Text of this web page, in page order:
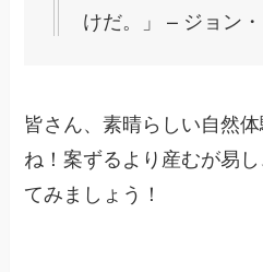
けだ。」 – ジョン
皆さん、素晴らしい自然
ね！案ずるより産むが易
てみましょう！